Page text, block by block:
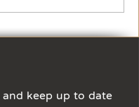
and keep up to date